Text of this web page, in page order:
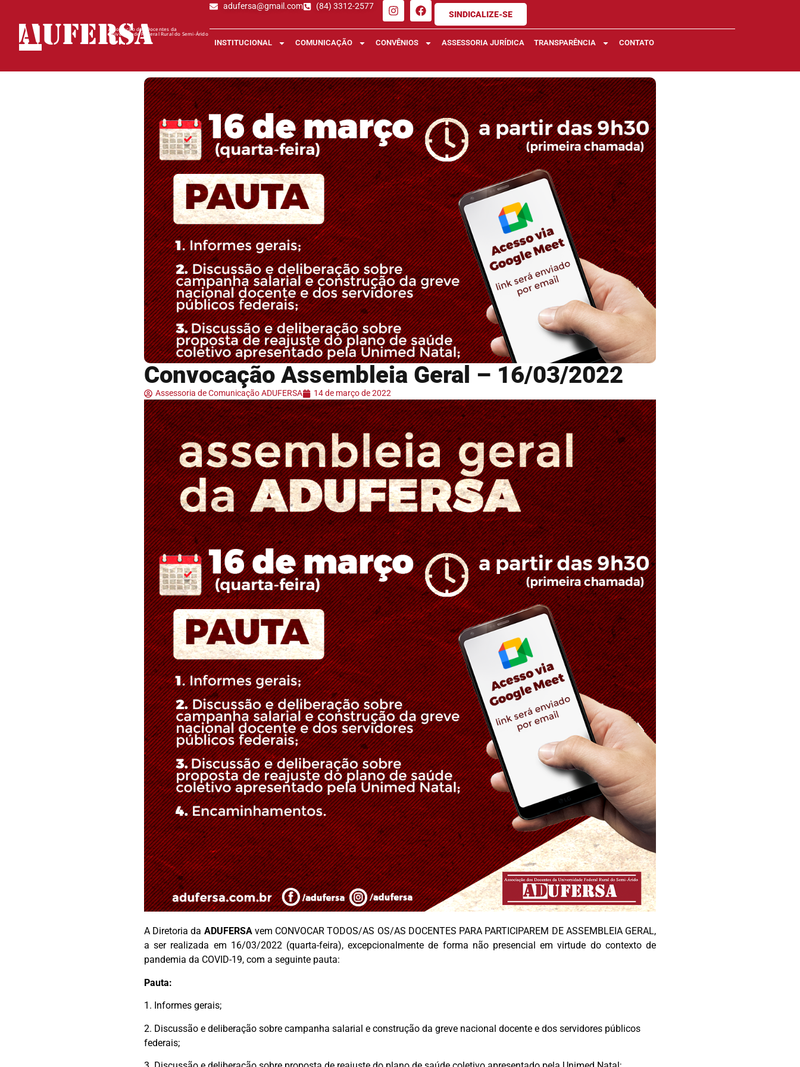
ADUFERSA
Associação dos Docentes da
Universidade Federal Rural do Semi-Árido
adufersa@gmail.com
(84) 3312-2577
SINDICALIZE-SE
INSTITUCIONAL COMUNICAÇÃO CONVÊNIOS ASSESSORIA JURÍDICA TRANSPARÊNCIA CONTATO
Convocação Assembleia Geral – 16/03/2022
Assessoria de Comunicação ADUFERSA 14 de março de 2022
A Diretoria da ADUFERSAvem CONVOCAR TODOS/AS OS/AS DOCENTES PARA PARTICIPAREM DE ASSEMBLEIA GERAL,
a ser realizada em 16/03/2022 (quarta-feira), excepcionalmente de forma não presencial em virtude do contexto de
pandemia da COVID-19, com a seguinte pauta:
Pauta:
1. Informes gerais;
2. Discussão e deliberação sobre campanha salarial e construção da greve nacional docente e dos servidores públicos
federais;